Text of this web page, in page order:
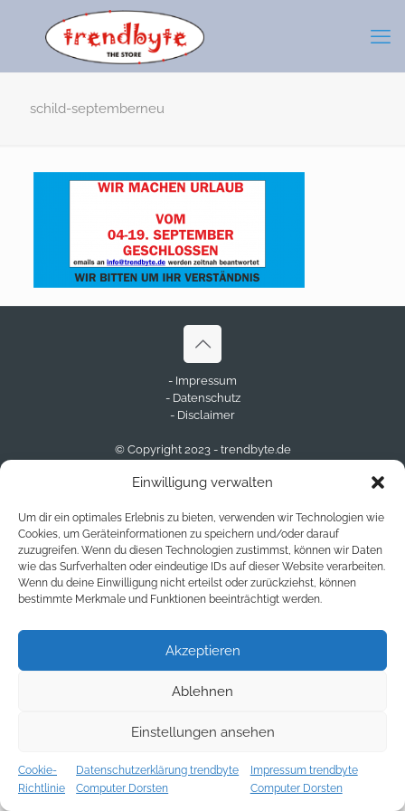
Einwilligung verwalten
Um dir ein optimales Erlebnis zu bieten, verwenden wir Technologien wie
Cookies, um Geräteinformationen zu speichern und/oder darauf
zuzugreifen. Wenn du diesen Technologien zustimmst, können wir Daten
wie das Surfverhalten oder eindeutige IDs auf dieser Website verarbeiten.
Wenn du deine Einwilligung nicht erteilst oder zurückziehst, können
bestimmte Merkmale und Funktionen beeinträchtigt werden.
Akzeptieren
Ablehnen
Einstellungen ansehen
Cookie-
Richtlinie
Datenschutzerklärung trendbyte
Computer Dorsten
Impressum trendbyte
Computer Dorsten
schild-septemberneu
- Impressum
- Datenschutz
- Disclaimer
© Copyright 2023 - trendbyte.de